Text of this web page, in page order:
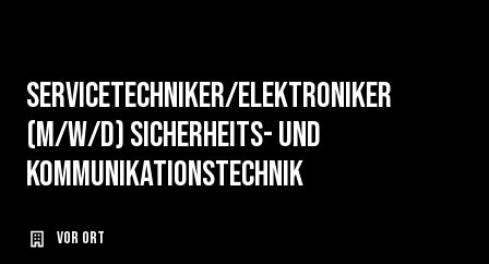
Servicetechniker/Elektroniker
(m/w/d) Sicherheits- und
Kommunikationstechnik
vor Ort